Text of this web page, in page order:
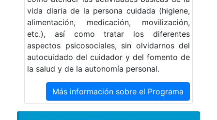
vida diaria de la persona cuidada (higiene,
alimentación, medicación, movilización,
etc.), así como tratar los diferentes
aspectos psicosociales, sin olvidarnos del
autocuidado del cuidador y del fomento de
la salud y de la autonomía personal.
Más información sobre el Programa